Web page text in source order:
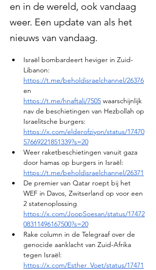
en in de wereld, ook vandaag
weer. Een update van als het
nieuws van vandaag.
Israël bombardeert heviger in Zuid-
Libanon:
https://t.me/beholdisraelchannel/26376
en
https://t.me/hnaftali/7505 waarschijnlijk
nav de beschietingen van Hezbollah op
Israelitsche burgers:
https://x.com/elderofziyon/status/17470
57669221851339?s=20
Weer raketbeschietingen vanuit gaza
door hamas op burgers in Israël:
https://t.me/beholdisraelchannel/26371
De premier van Qatar roept bij het
WEF in Davos, Zwitserland op voor een
2 statenoplossing
https://x.com/JoopSoesan/status/17472
08311496167500?s=20
Rake column in de Telegraaf over de
genocide aanklacht van Zuid-Afrika
tegen Israël:
https://x.com/Esther_Voet/status/17471